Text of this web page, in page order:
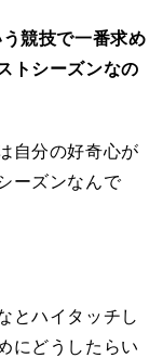
競技で一番求め
トシーズンなの
自分の好奇心が
ーズンなんで
とハイタッチし
にどうしたらい